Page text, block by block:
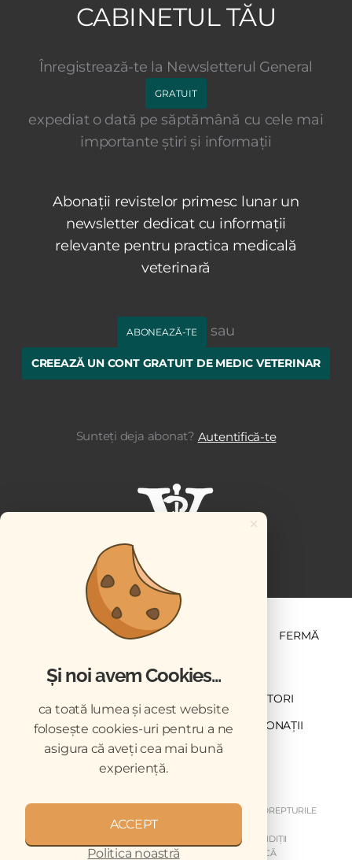
CABINETUL TĂU
Înregistrează-te la Newsletterul General
GRATUIT
expediat o dată pe săptămână cu cele mai
importante știri și informații
Abonații revistelor primesc lunar un
newsletter dedicat cu informații
relevante pentru practica medicală
veterinară
ABONEAZĂ-TE sau
CREEAZĂ UN CONT GRATUIT DE MEDIC VETERINAR
Sunteți deja abonat? Autentifică-te
ȘTIINȚĂ ȘI PRACTICĂ FERMĂ
CONTRIBUTORI
DESCĂRCĂRI ACREDITARE CMVRO DONAȚII
CHESTIONAR
COPYRIGHT © 2026 REVISTELE VETERINARUL. TOATE DREPTURILE
REZERVATE.
DESPRE NOI
TERMENI ȘI CONDIȚII
ARHIVA NEWSLETTER CODUL DE ETICĂ
×
Și noi avem Cookies...
ca toată lumea și acest website
folosește cookies-uri pentru a ne
asigura că aveți cea mai bună
experiență.
ACCEPT
Politica noastră